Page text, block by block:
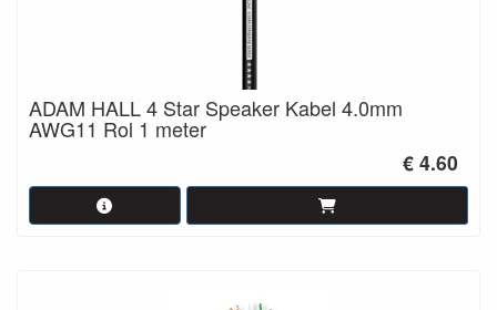
ADAM HALL 4 Star Speaker Kabel 4.0mm
AWG11 Rol 1 meter
€ 4.60